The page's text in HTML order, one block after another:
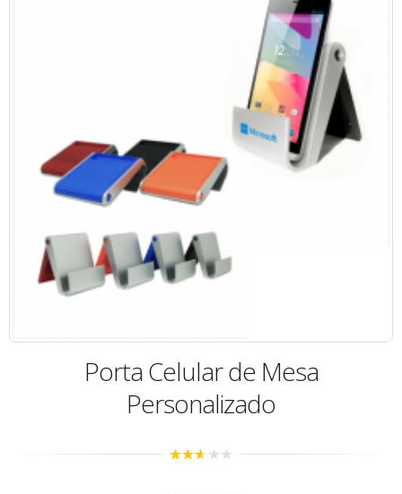
Porta Celular de Mesa
Personalizado